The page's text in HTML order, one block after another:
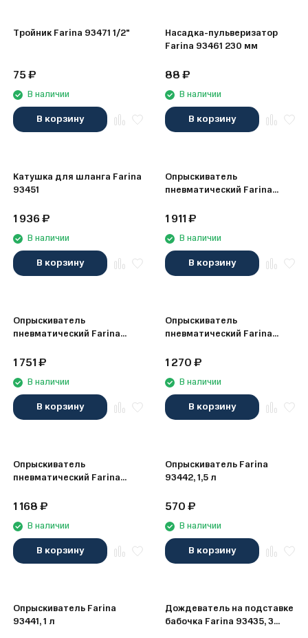
Тройник Farina 93471 1/2"
75₽
В наличии
В корзину
Насадка-пульверизатор
Farina 93461 230 мм
88₽
В наличии
В корзину
Катушка для шланга Farina
93451
1 936₽
В наличии
В корзину
Опрыскиватель
пневматический Farina
1 911₽
В наличии
В корзину
Опрыскиватель
пневматический Farina
1 751₽
В наличии
В корзину
Опрыскиватель
пневматический Farina
1 270₽
В наличии
В корзину
Опрыскиватель
пневматический Farina
1 168₽
В наличии
В корзину
Опрыскиватель Farina
93442, 1,5 л
570₽
В наличии
В корзину
Опрыскиватель Farina
93441, 1 л
Дождеватель на подставке
бабочка Farina 93435, 3